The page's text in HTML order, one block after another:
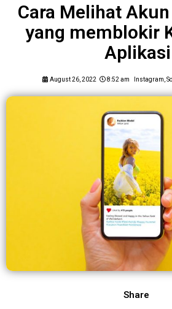
Cara Melihat
yang memblokir
Aplikasi
August 26, 2022 8:52 am Instagram
Share